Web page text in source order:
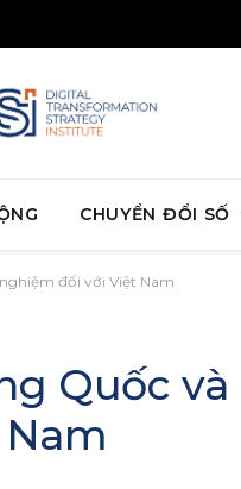
CHUYỂN ĐỔI SỐ
đối với Việt Nam
Quốc và